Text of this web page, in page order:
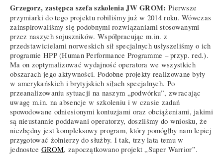
Grzegorz, zastępca szefa szkolenia JW GROM: Pierwsze
przymiarki do tego projektu robiliśmy już w 2014 roku. Wówczas
zainspirowaliśmy się podobnymi rozwiązaniami stosowanymi
przez naszych sojuszników. Współpracując m.in. z
przedstawicielami norweskich sił specjalnych usłyszeliśmy o ich
programie HPP (Human Performance Programme – przyp. red.).
Ma on zoptymalizować wydajność operatora we wszystkich
obszarach jego aktywności. Podobne projekty realizowane były
w amerykańskich i brytyjskich siłach specjalnych. Po
przeanalizowaniu sytuacji na naszym „podwórku”, zwracając
uwagę m.in. na absencje w szkoleniu i w czasie zadań
spowodowane odniesionymi kontuzjami oraz obciążeniami, jakimi
są nieustannie poddawani operatorzy, doszliśmy do wniosku, że
niezbędny jest kompleksowy program, który pomógłby nam lepiej
przygotować żołnierzy do służby. I tak, trzy lata temu w
jednostce GROM, zapoczątkowano projekt „Super Warrior”.